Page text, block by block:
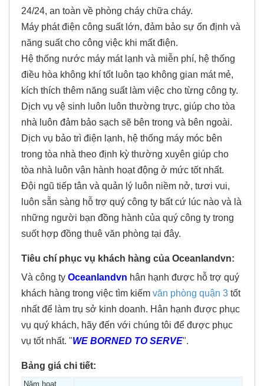
24/24, an toàn về phòng cháy chữa cháy.
Máy phát điện công suất lớn, đảm bảo sự ổn định và
năng suất cho công việc khi mất điện.
Hệ thống nước máy mát lạnh và miễn phí, hệ thống
điều hòa không khí tốt luôn tạo không gian mát mẻ,
kích thích thêm năng suất làm việc cho từng công ty.
Dịch vụ vệ sinh luôn luôn thường trực, giúp cho tòa
nhà luôn đảm bảo sạch sẽ bên trong và bên ngoài.
Dịch vụ bảo trì điện lạnh, hệ thống máy móc bên
trong tòa nhà theo định kỳ thường xuyên giúp cho
tòa nhà luôn vận hành hoạt động ở mức tốt nhất.
Đội ngũ tiếp tân và quản lý luôn niềm nở, tươi vui,
luôn sẵn sàng hỗ trợ quý công ty bất cứ lúc nào và là
những người bạn đồng hành của quý công ty trong
suốt hợp đồng thuê văn phòng tại đây.
Tiêu chí phục vụ khách hàng của Oceanlandvn:
Và công ty Oceanlandvn hân hạnh được hỗ trợ quý
khách hàng trong việc tìm kiếm văn phòng quận 3 tốt
nhất để làm trụ sở kinh doanh. Hân hạnh được phục
vụ quý khách, hãy đến với chúng tôi để được phục
vụ tốt nhất. "WE BORNED TO SERVE".
Bảng giá chi tiết:
Năm hoạt